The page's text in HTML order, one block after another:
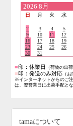
2026 8月
日 月 火 水
2
3 4 5
9
10 11 12
16
17 18 19
23
24 25 26
30
31
■印：休業日 （荷物の出
■印：発送のみ対応 （
※インターネットからのご
は、翌営業日に出荷手配とな
tamaについて